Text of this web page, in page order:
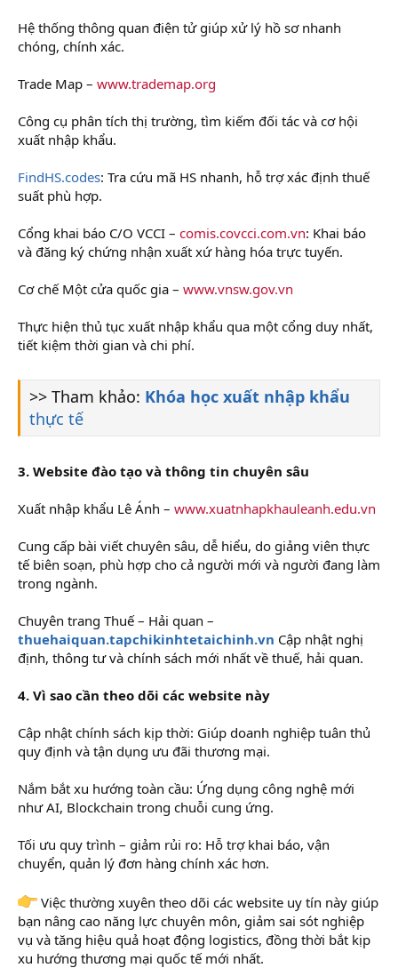
Hệ thống thông quan điện tử giúp xử lý hồ sơ nhanh
chóng, chính xác.
Trade Map – www.trademap.org
Công cụ phân tích thị trường, tìm kiếm đối tác và cơ hội
xuất nhập khẩu.
FindHS.codes: Tra cứu mã HS nhanh, hỗ trợ xác định thuế
suất phù hợp.
Cổng khai báo C/O VCCI – comis.covcci.com.vn: Khai báo
và đăng ký chứng nhận xuất xứ hàng hóa trực tuyến.
Cơ chế Một cửa quốc gia – www.vnsw.gov.vn
Thực hiện thủ tục xuất nhập khẩu qua một cổng duy nhất,
tiết kiệm thời gian và chi phí.
>> Tham khảo: Khóa học xuất nhập khẩu
thực tế
3. Website đào tạo và thông tin chuyên sâu
Xuất nhập khẩu Lê Ánh – www.xuatnhapkhauleanh.edu.vn
Cung cấp bài viết chuyên sâu, dễ hiểu, do giảng viên thực
tế biên soạn, phù hợp cho cả người mới và người đang làm
trong ngành.
Chuyên trang Thuế – Hải quan –
thuehaiquan.tapchikinhtetaichinh.vn Cập nhật nghị
định, thông tư và chính sách mới nhất về thuế, hải quan.
4. Vì sao cần theo dõi các website này
Cập nhật chính sách kịp thời: Giúp doanh nghiệp tuân thủ
quy định và tận dụng ưu đãi thương mại.
Nắm bắt xu hướng toàn cầu: Ứng dụng công nghệ mới
như AI, Blockchain trong chuỗi cung ứng.
Tối ưu quy trình – giảm rủi ro: Hỗ trợ khai báo, vận
chuyển, quản lý đơn hàng chính xác hơn.
Việc thường xuyên theo dõi các website uy tín này giúp
bạn nâng cao năng lực chuyên môn, giảm sai sót nghiệp
vụ và tăng hiệu quả hoạt động logistics, đồng thời bắt kịp
xu hướng thương mại quốc tế mới nhất.